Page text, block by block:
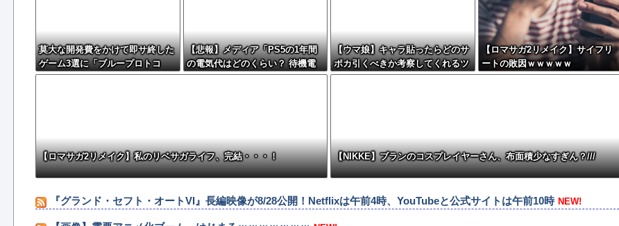
莫大な開発費をかけて即サ終した
ゲーム3選に「ブループロトコ
ル」「バビロン」「コンコード」
【悲報】メディア「PS5の1年間
の電気代はどのくらい？ 待機電
力には注意すべき？」
【ウマ娘】キャラ貼ったらどのサ
ポカ引くべきか考察してくれるツ
ールない？
【ロマサガ2リメイク】サイフリ
ートの敗因ｗｗｗｗｗ
【ロマサガ2リメイク】私のリベサガライフ、完結・・・！ 【NIKKE】ブランのコスプレイヤーさん、布面積少なすぎん？///
『グランド・セフト・オートVI』長編映像が8/28公開！Netflixは午前4時、YouTubeと公式サイトは午前10時 NEW!